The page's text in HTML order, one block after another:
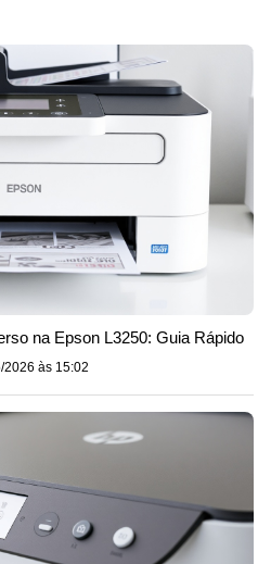
na Epson L3250: Guia Rápido
2026 às 15:02